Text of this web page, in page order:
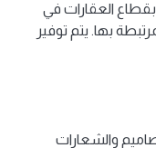
بقطاع العقارات في
بها. يتم توفير
والشعارات